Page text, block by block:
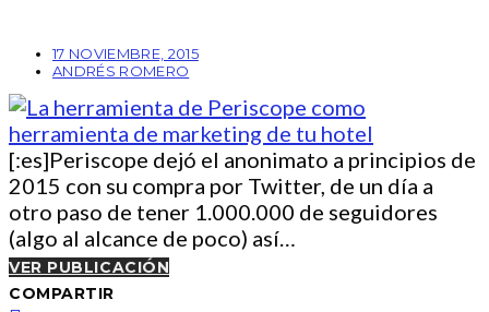
17 NOVIEMBRE, 2015
ANDRÉS ROMERO
[:es]Periscope dejó el anonimato a principios de
2015 con su compra por Twitter, de un día a
otro paso de tener 1.000.000 de seguidores
(algo al alcance de poco) así…
VER PUBLICACIÓN
COMPARTIR